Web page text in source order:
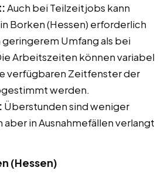
Auch bei Teilzeitjobs kann
Borken (Hessen) erforderlich
Umfang als bei
Arbeitszeiten können variabel
verfügbaren Zeitfenster der
werden.
Überstunden sind weniger
in Ausnahmefällen verlangt
(Hessen)